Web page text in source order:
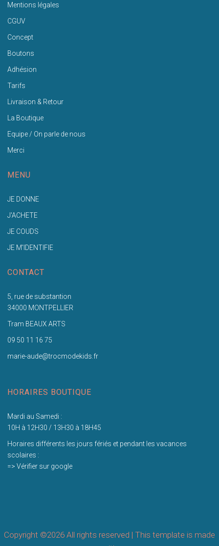
Mentions légales
CGUV
Concept
Boutons
Adhésion
Tarifs
Livraison & Retour
La Boutique
Equipe / On parle de nous
Merci
MENU
JE DONNE
J'ACHETE
JE COUDS
JE M'IDENTIFIE
CONTACT
5, rue de substantion
34000 MONTPELLIER
Tram BEAUX ARTS
09 50 11 16 75
marie-aude@trocmodekids.fr
HORAIRES BOUTIQUE
Mardi au Samedi :
10H à 12H30 / 13H30 à 18H45
Horaires différents les jours fériés et pendant les vacances
scolaires :
=> Vérifier sur google
Copyright ©2026 All rights reserved | This template is made